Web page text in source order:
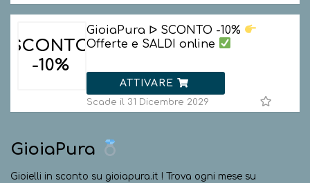
SCONTO
-10%
GioiaPura ᐅ SCONTO -10%
Offerte e SALDI online
ATTIVARE
Scade il 31 Dicembre 2029
GioiaPura
Gioielli in sconto su gioiapura.it ! Trova ogni mese su